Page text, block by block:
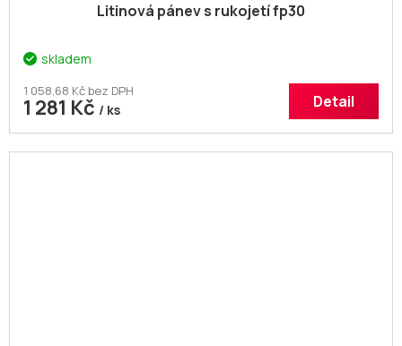
Litinová pánev s rukojetí fp30
skladem
1 058,68 Kč bez DPH
1 281 Kč / ks Detail